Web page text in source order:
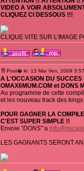
VIDEO A VOIR
CLIQUEZ CI DESSOUS !!!
CLIQUE VITE SUR L'IMAGE
Post� le: 13 Mar Ven, 2009
A L'OCCASION DU SUCCES
OMAX6MUM.COM et DONS
Au programme de cette
et les nouveau track des
POUR GAGNER LA
C'EST SUPER SIMPLE !!
Envoie "DONS"a
LES GAGNANTS SERONT